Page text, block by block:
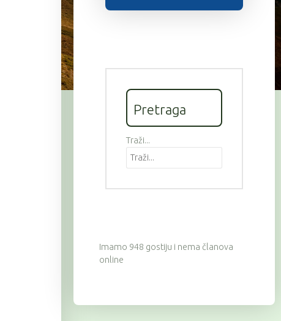
Pretraga
Traži...
Imamo 948 gostiju i nema članova
online